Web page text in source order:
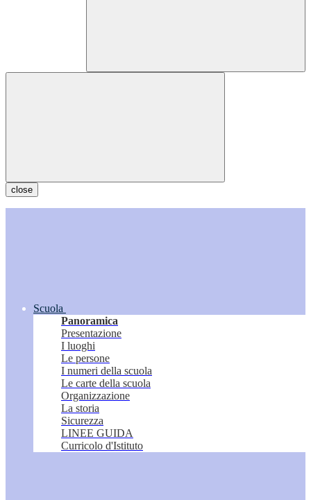
close
Scuola
Panoramica
Presentazione
I luoghi
Le persone
I numeri della scuola
Le carte della scuola
Organizzazione
La storia
Sicurezza
LINEE GUIDA
Curricolo d'Istituto